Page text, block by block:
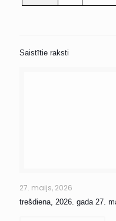
Saistītie raksti
27. maijs, 2026
trešdiena, 2026. gada 27.